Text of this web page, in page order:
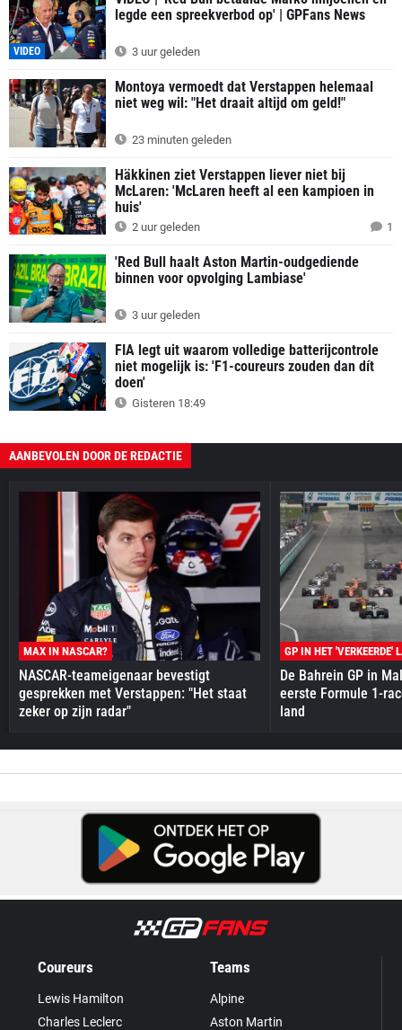
VIDEO
legde een spreekverbod op' | GPFans News
3 uur geleden
Montoya vermoedt dat Verstappen helemaal
niet weg wil: "Het draait altijd om geld!"
23 minuten geleden
Häkkinen ziet Verstappen liever niet bij
McLaren: 'McLaren heeft al een kampioen in
huis'
2 uur geleden 1
'Red Bull haalt Aston Martin-oudgediende
binnen voor opvolging Lambiase'
3 uur geleden
FIA legt uit waarom volledige batterijcontrole
niet mogelijk is: 'F1-coureurs zouden dan dít
doen'
Gisteren 18:49
AANBEVOLEN DOOR DE REDACTIE
MAX IN NASCAR?
NASCAR-teameigenaar bevestigt
gesprekken met Verstappen: "Het staat
zeker op zijn radar"
GP IN HET 'VERKEERDE'
De Bahrein GP in
eerste Formule 1-
land
Coureurs
Lewis Hamilton
Charles Leclerc
Teams
Alpine
Aston Martin